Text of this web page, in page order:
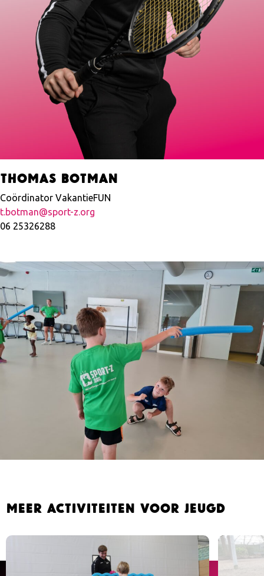
Thomas Botman
Coördinator VakantieFUN
t.botman@sport-z.org
06 25326288
Meer activiteiten voor jeugd